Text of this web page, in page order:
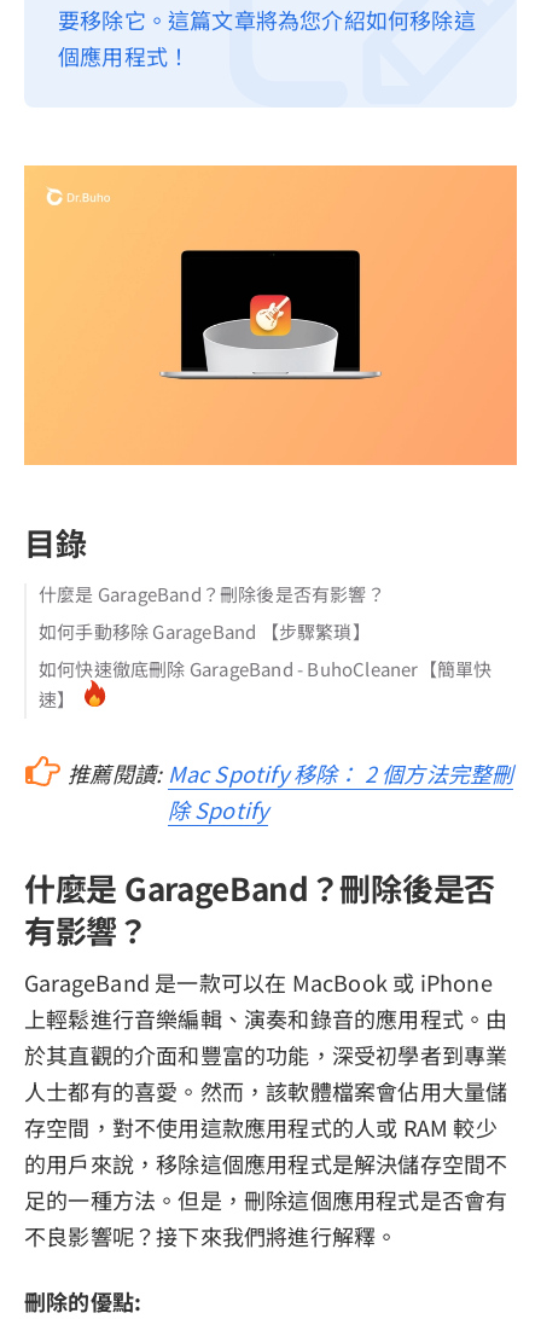
要移除它。這篇文章將為您介紹如何移除這
個應用程式！
目錄
什麼是 GarageBand？刪除後是否有影響？
如何手動移除 GarageBand 【步驟繁瑣】
如何快速徹底刪除 GarageBand - BuhoCleaner【簡單快
速】
推薦閱讀: Mac Spotify 移除： 2 個方法完整刪
除 Spotify
什麼是 GarageBand？刪除後是否
有影響？
GarageBand 是一款可以在 MacBook 或 iPhone
上輕鬆進行音樂編輯、演奏和錄音的應用程式。由
於其直觀的介面和豐富的功能，深受初學者到專業
人士都有的喜愛。然而，該軟體檔案會佔用大量儲
存空間，對不使用這款應用程式的人或 RAM 較少
的用戶來說，移除這個應用程式是解決儲存空間不
足的一種方法。但是，刪除這個應用程式是否會有
不良影響呢？接下來我們將進行解釋。
刪除的優點: